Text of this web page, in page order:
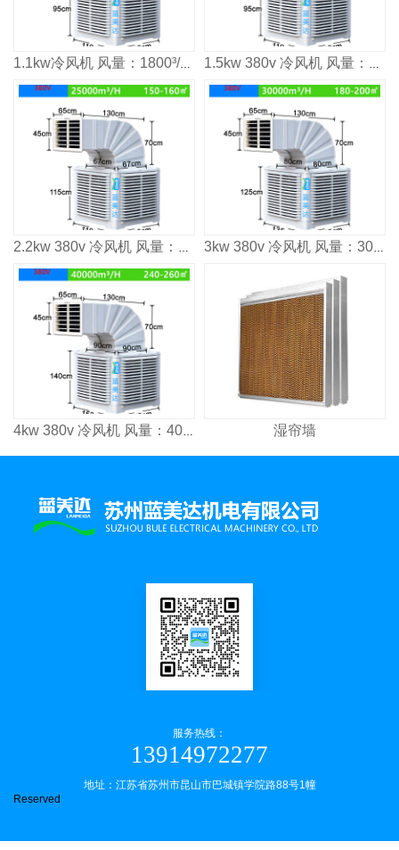
1.1kw冷风机 风量：1800³/h 适用面积：80-100m² 1.5kw 380v 冷风机 风量：2000³/h 适用面积：120㎡
2.2kw 380v 冷风机 风量：2500³/h 适用面积：160㎡ 3kw 380v 冷风机 风量：3000³/h 适用面积：2000㎡
4kw 380v 冷风机 风量：4000³/h 适用面积：2600㎡ 湿帘墙
服务热线：
13914972277
地址：江苏省苏州市昆山市巴城镇学院路88号1幢
Reserved